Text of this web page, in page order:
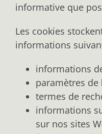
informative que
Les cookies
informations
informations
paramètres de
termes de
informations
sur nos sites